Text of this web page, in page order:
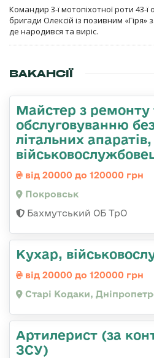
Командир 3-ї мотопіхотної роти 43-ї
бригади Олексій із позивним
де народився та виріс.
ВАКАНСІЇ
Майстер з ремонту
обслуговуванню
літальних апаратів,
від 20000 до 120000 грн
Покровськ
Бахмутський ОБ ТрО
Кухар,
від 20000 до 120000 грн
Старі Кодаки,
Артилерист (за
ЗСУ)